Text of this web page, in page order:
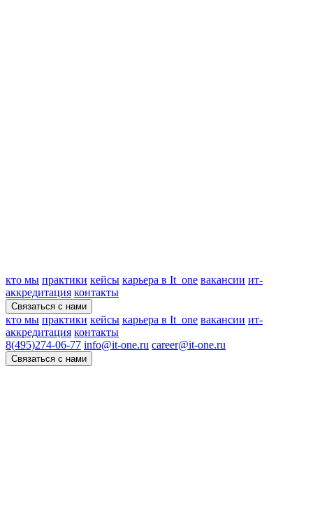
кто мы практики кейсы карьера в It_one вакансии ит-
аккредитация контакты
Связаться с нами
кто мы практики кейсы карьера в It_one вакансии ит-
аккредитация контакты
8(495)274-06-77 info@it-one.ru career@it-one.ru
Связаться с нами